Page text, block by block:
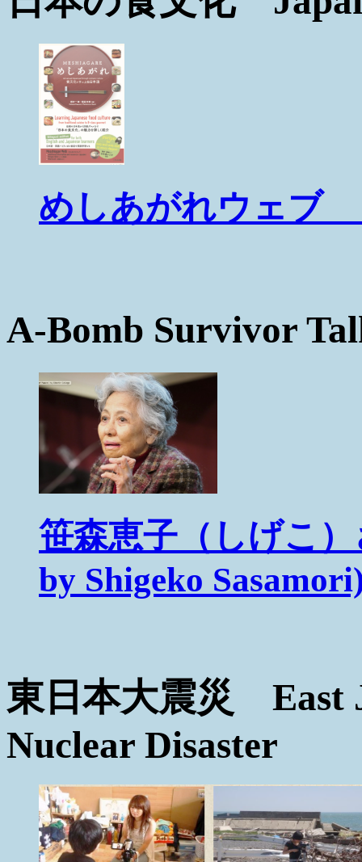
めしあがれウェブ
A-Bomb Survivor
笹森恵子（しげこ
by Shigeko
東日本大震災 East
Nuclear Disaster